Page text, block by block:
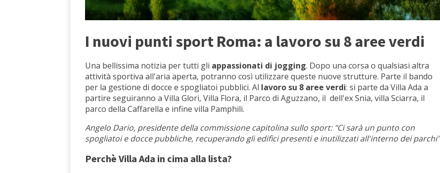
I nuovi punti sport Roma: a lavoro su 8 aree verdi
Una bellissima notizia per tutti gli appassionati di jogging. Dopo una corsa o qualsiasi altra
attività sportiva all'aria aperta, potranno così utilizzare queste nuove strutture. Parte il bando
per la gestione di docce e spogliatoi pubblici. Al lavoro su 8 aree verdi: si parte da Villa Ada a
partire seguiranno a Villa Glori, Villa Flora, il Parco di Aguzzano, il dell'ex Snia, villa Sciarra, il
parco della Caffarella e infine villa Pamphili.
Angelo Dario, presidente della commissione capitolina sullo sport: "Ci sarà un punto con
spogliatoi e docce pubbliche, recuperando gli edifici presenti e inutilizzati all'interno dei parchi"
Perchè Villa Ada in cima alla lista?